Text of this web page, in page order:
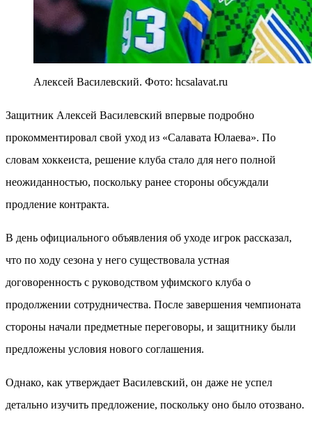
Алексей Василевский. Фото: hcsalavat.ru
Защитник Алексей Василевский впервые подробно
прокомментировал свой уход из «Салавата Юлаева». По
словам хоккеиста, решение клуба стало для него полной
неожиданностью, поскольку ранее стороны обсуждали
продление контракта.
В день официального объявления об уходе игрок рассказал,
что по ходу сезона у него существовала устная
договоренность с руководством уфимского клуба о
продолжении сотрудничества. После завершения чемпионата
стороны начали предметные переговоры, и защитнику были
предложены условия нового соглашения.
Однако, как утверждает Василевский, он даже не успел
детально изучить предложение, поскольку оно было отозвано.